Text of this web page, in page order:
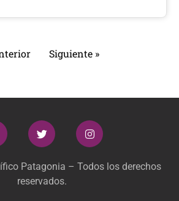
Siguiente »
Patagonia – Todos los derechos
reservados.